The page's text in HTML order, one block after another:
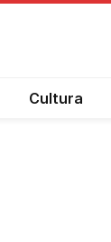
Cultura